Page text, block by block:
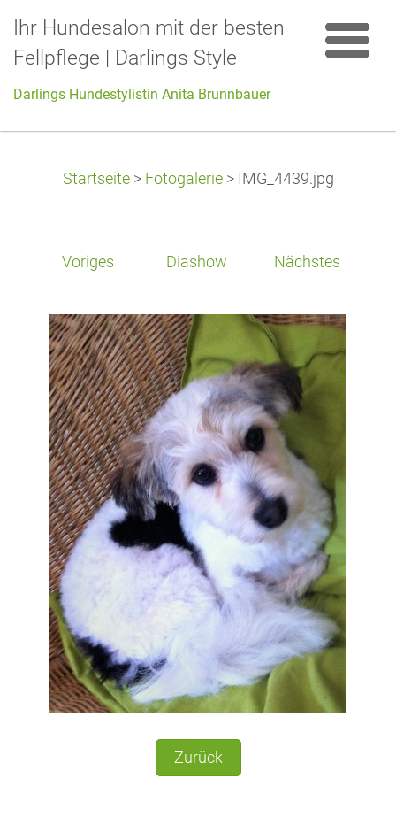
Ihr Hundesalon mit der besten
Fellpflege | Darlings Style
Darlings Hundestylistin Anita Brunnbauer
Startseite > Fotogalerie > IMG_4439.jpg
Voriges Diashow Nächstes
Zurück